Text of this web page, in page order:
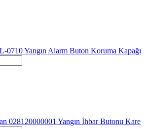
0710 Yangın Alarm Buton Koruma Kapağı
028120000001 Yangın İhbar Butonu Kare